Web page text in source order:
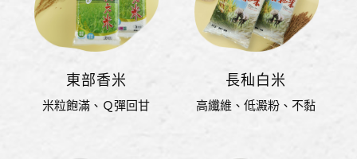
東部香米
米粒飽滿、Ｑ彈回甘
長秈白米
高纖維、低澱粉、不黏